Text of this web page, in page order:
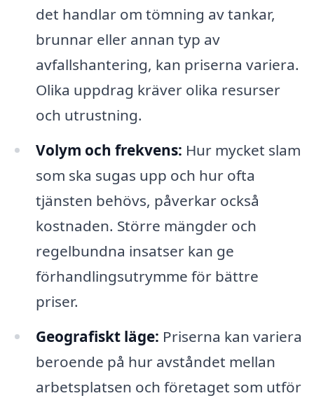
det handlar om tömning av tankar,
brunnar eller annan typ av
avfallshantering, kan priserna variera.
Olika uppdrag kräver olika resurser
och utrustning.
Volym och frekvens: Hur mycket slam
som ska sugas upp och hur ofta
tjänsten behövs, påverkar också
kostnaden. Större mängder och
regelbundna insatser kan ge
förhandlingsutrymme för bättre
priser.
Geografiskt läge: Priserna kan variera
beroende på hur avståndet mellan
arbetsplatsen och företaget som utför